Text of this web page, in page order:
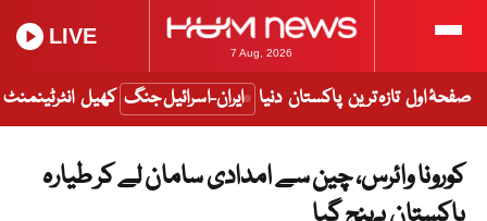
7 Aug, 2026
LIVE
صفحۂ اول تازہ ترین پاکستان دنیا ایران-اسرائیل جنگ کھیل انٹرٹینمنٹ
کورونا وائرس، چین سے امدادی سامان لے کر طیارہ